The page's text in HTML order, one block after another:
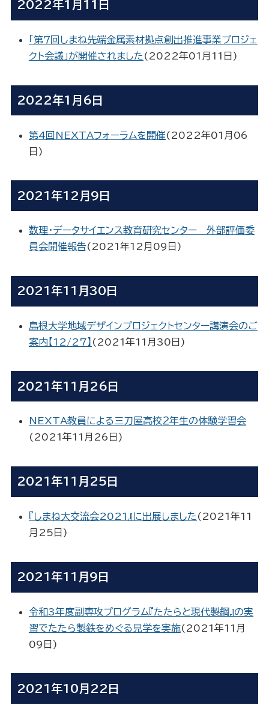
2022年1月11日
「第７回しまね先端金属素材拠点創出推進事業プロジェ
クト会議」が開催されました ( 2022年01月11日 )
2022年1月6日
第4回NEXTAフォーラムを開催( 2022年01月06
日 )
2021年12月9日
数理・データサイエンス教育研究センター 外部評価委
員会開催報告( 2021年12月09日 )
2021年11月30日
島根大学地域デザインプロジェクトセンター講演会のご
案内【12/27】 ( 2021年11月30日 )
2021年11月26日
NEXTA教員による三刀屋高校２年生の体験学習会
( 2021年11月26日 )
2021年11月25日
『しまね大交流会2021』に出展しました ( 2021年11
月25日 )
2021年11月9日
令和3年度副専攻プログラム『たたらと現代製鋼』の実
習でたたら製鉄をめぐる見学を実施( 2021年11月
09日 )
2021年10月22日